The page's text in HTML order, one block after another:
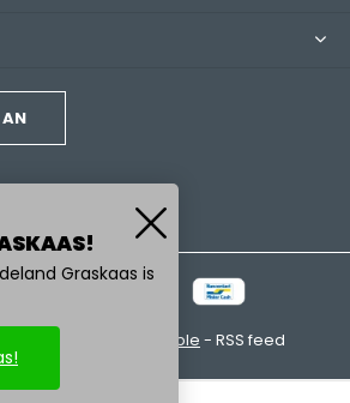
AN
emarkable - RSS feed
Graskaas is